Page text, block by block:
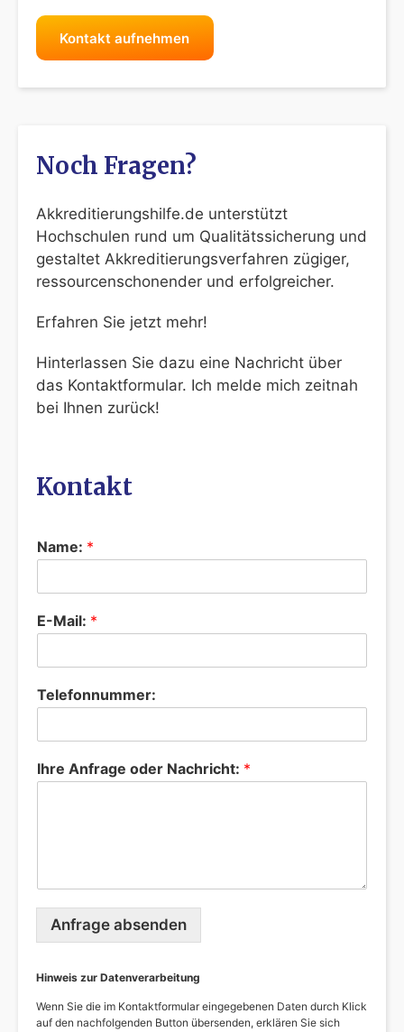
Kontakt aufnehmen
Noch Fragen?
Akkreditierungshilfe.de unterstützt
Hochschulen rund um Qualitätssicherung und
gestaltet Akkreditierungsverfahren zügiger,
ressourcenschonender und erfolgreicher.
Erfahren Sie jetzt mehr!
Hinterlassen Sie dazu eine Nachricht über
das Kontaktformular. Ich melde mich zeitnah
bei Ihnen zurück!
Kontakt
Name: *
E-Mail: *
Telefonnummer:
Ihre Anfrage oder Nachricht: *
Anfrage absenden
Hinweis zur Datenverarbeitung
Wenn Sie die im Kontaktformular eingegebenen Daten durch Klick
auf den nachfolgenden Button übersenden, erklären Sie sich